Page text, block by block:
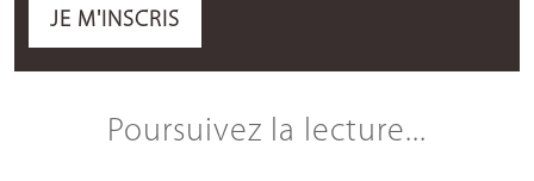
JE M'INSCRIS
Poursuivez la lecture...